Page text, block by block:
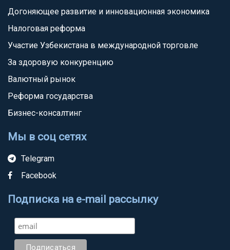
Догоняющее развитие и инновационная экономика
Налоговая реформа
Участие Узбекистана в международной торговле
За здоровую конкуренцию
Валютный рынок
Реформа государства
Бизнес-консалтинг
Мы в соц сетях
Telegram
Facebook
Подписка на e-mail рассылку